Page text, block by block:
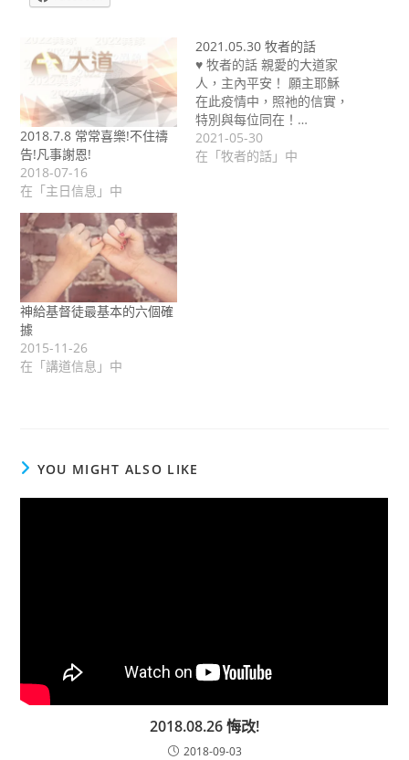
2018.7.8 常常喜樂!不住禱
告!凡事謝恩!
2018-07-16
在「主日信息」中
2021.05.30 牧者的話
♥ 牧者的話 親愛的大道家
人，主內平安！ 願主耶穌
在此疫情中，照祂的信實，
特別與每位同在！…
2021-05-30
在「牧者的話」中
神給基督徒最基本的六個確
據
2015-11-26
在「講道信息」中
YOU MIGHT ALSO LIKE
2018.08.26 悔改!
2018-09-03